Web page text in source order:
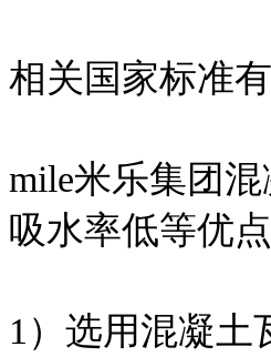
相关国家标准
mile米乐集团
吸水率低等优点
1）选用混凝土